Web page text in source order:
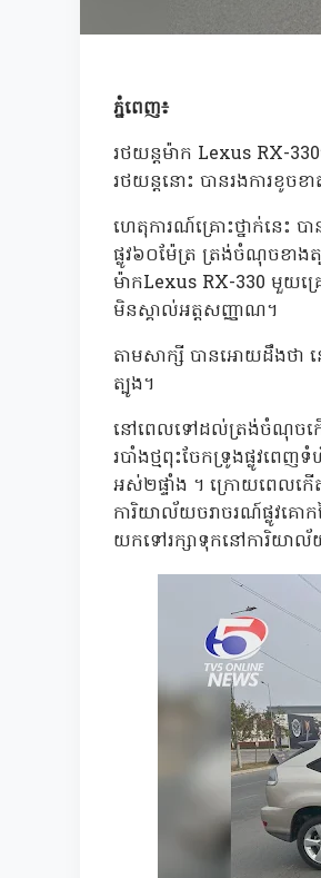
ភ្នំពេញ៖
រថយន្តម៉ាក Lexus RX-
រថយន្តនោះ បានរងការខូច
ហេតុការណ៍គ្រោះថ្នាក់នេះ
ផ្លូវ៦០ម៉ែត្រ ត្រង់ចំណុចខាង
ម៉ាកLexus RX-330 មួយគ្
មិនស្គាល់អត្តសញ្ញាណ។
តាមសាក្សី បានអោយដឹងថា
ត្បូង។
នៅពេលទៅដល់ត្រង់ចំណុចកើត
របាំងថ្មពុះចែកទ្រូងផ្លូវពេ
អស់២ផ្ទាំង ។ ក្រោយពេលក
ការិយាល័យចរាចរណ៍ផ្លូវគោក
យកទៅរក្សាទុកនៅការិយាល័